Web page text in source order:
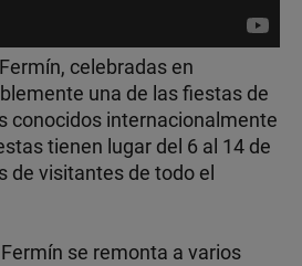
celebradas en
una de las fiestas de
conocidos internacionalmente
tienen lugar del 6 al 14 de
de visitantes de todo el
se remonta a varios